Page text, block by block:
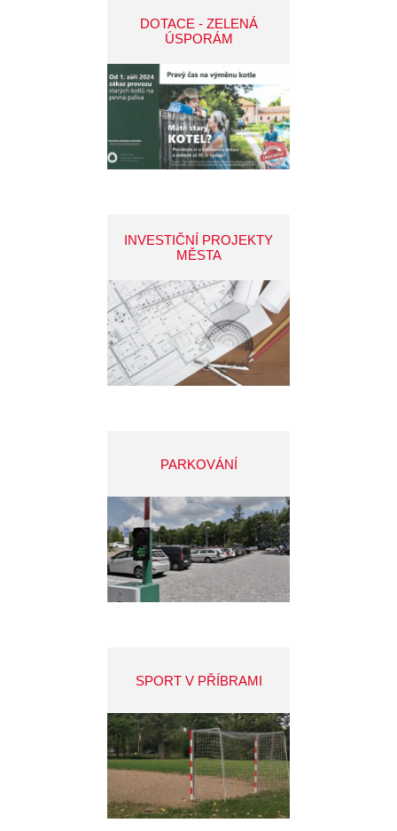
DOTACE - ZELENÁ
ÚSPORÁM
INVESTIČNÍ PROJEKTY
MĚSTA
PARKOVÁNÍ
SPORT V PŘÍBRAMI